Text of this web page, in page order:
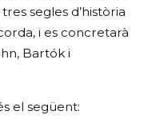
segles d’història
i es concretarà
Bartók i
el següent: